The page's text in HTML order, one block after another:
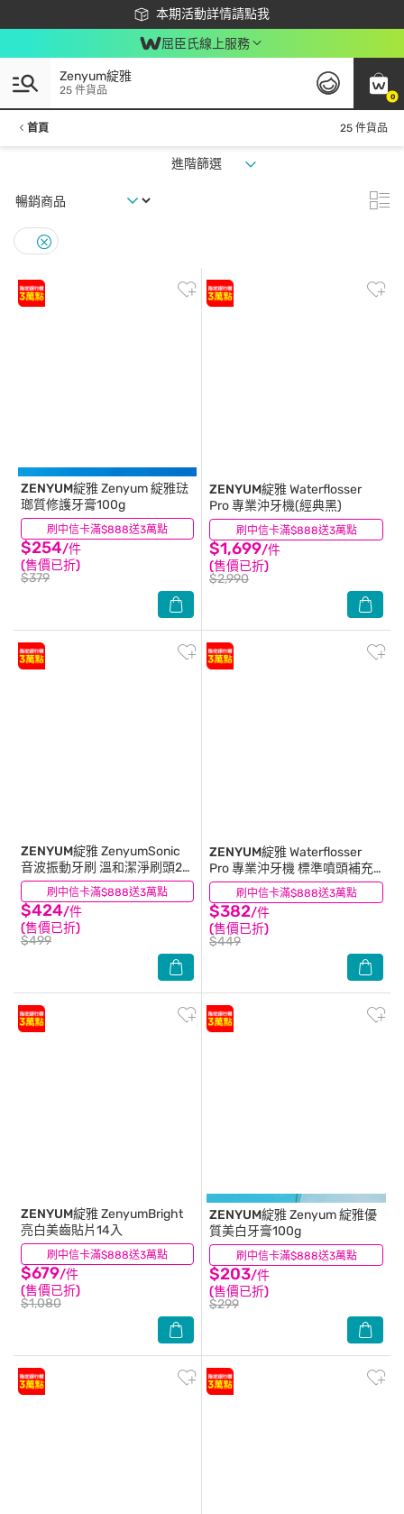
本期活動詳情請點我
下載app最高回饋$350
屈臣氏線上服務
0
Zenyum綻雅
25 件貨品
首頁 25 件貨品
進階篩選
刷中信卡滿$888送3萬點
ZENYUM綻雅Zenyum 綻雅琺
瑯質修護牙膏100g
$254/件
(售價已折)
$379
(1) 刷中信卡滿$888送3萬點
ZENYUM綻雅Waterflosser
Pro 專業沖牙機(經典黑)
$1,699/件
(售價已折)
$2,990
(1)
刷中信卡滿$888送3萬點
ZENYUM綻雅ZenyumSonic
音波振動牙刷 溫和潔淨刷頭2
入組(黑色)
$424/件
(售價已折)
$499
(0) 刷中信卡滿$888送3萬點
ZENYUM綻雅Waterflosser
Pro 專業沖牙機 標準噴頭補充
裝(2入)
$382/件
(售價已折)
$449
(1)
刷中信卡滿$888送3萬點
ZENYUM綻雅ZenyumBright
亮白美齒貼片14入
$679/件
(售價已折)
$1,080
(1) 刷中信卡滿$888送3萬點
ZENYUM綻雅Zenyum 綻雅優
質美白牙膏100g
$203/件
(售價已折)
$299
(0)